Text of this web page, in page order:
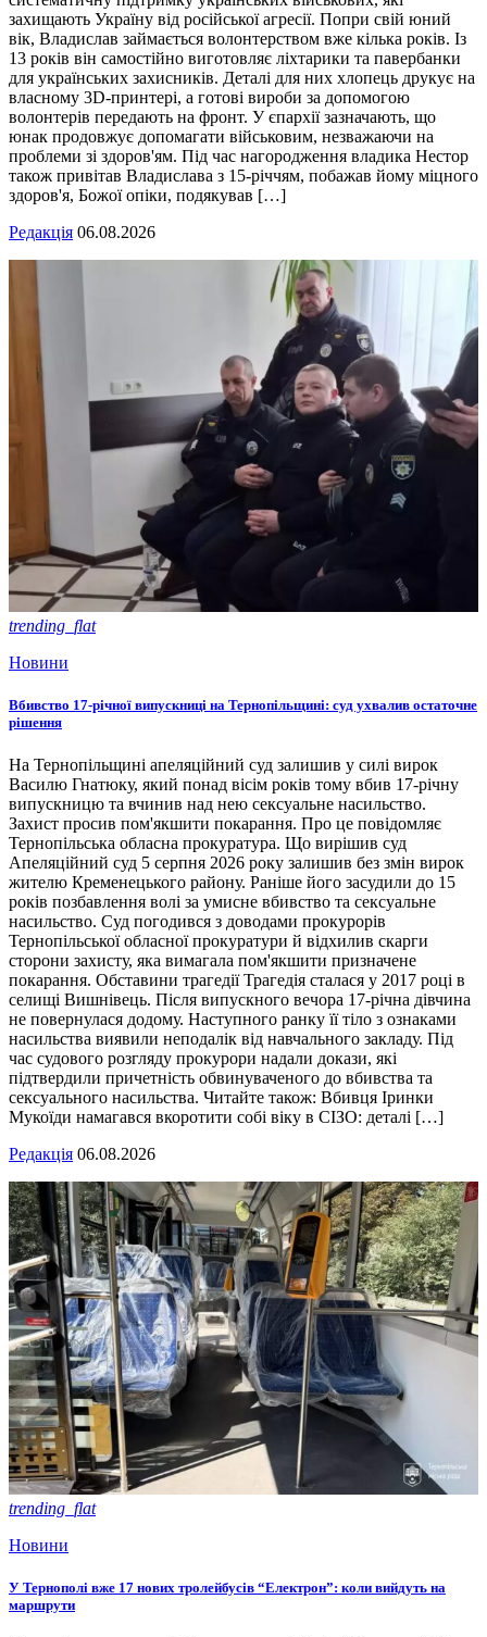
захищають Україну від російської агресії. Попри свій юний
вік, Владислав займається волонтерством вже кілька років. Із
13 років він самостійно виготовляє ліхтарики та павербанки
для українських захисників. Деталі для них хлопець друкує на
власному 3D-принтері, а готові вироби за допомогою
волонтерів передають на фронт. У єпархії зазначають, що
юнак продовжує допомагати військовим, незважаючи на
проблеми зі здоров'ям. Під час нагородження владика Нестор
також привітав Владислава з 15-річчям, побажав йому міцного
здоров'я, Божої опіки, подякував […]
Редакція 06.08.2026
trending_flat
Новини
Вбивство 17-річної випускниці на Тернопільщині: суд ухвалив остаточне
рішення
На Тернопільщині апеляційний суд залишив у силі вирок
Василю Гнатюку, який понад вісім років тому вбив 17-річну
випускницю та вчинив над нею сексуальне насильство.
Захист просив пом'якшити покарання. Про це повідомляє
Тернопільська обласна прокуратура. Що вирішив суд
Апеляційний суд 5 серпня 2026 року залишив без змін вирок
жителю Кременецького району. Раніше його засудили до 15
років позбавлення волі за умисне вбивство та сексуальне
насильство. Суд погодився з доводами прокурорів
Тернопільської обласної прокуратури й відхилив скарги
сторони захисту, яка вимагала пом'якшити призначене
покарання. Обставини трагедії Трагедія сталася у 2017 році в
селищі Вишнівець. Після випускного вечора 17-річна дівчина
не повернулася додому. Наступного ранку її тіло з ознаками
насильства виявили неподалік від навчального закладу. Під
час судового розгляду прокурори надали докази, які
підтвердили причетність обвинуваченого до вбивства та
сексуального насильства. Читайте також: Вбивця Іринки
Мукоїди намагався вкоротити собі віку в СІЗО: деталі […]
Редакція 06.08.2026
trending_flat
Новини
У Тернополі вже 17 нових тролейбусів “Електрон”: коли вийдуть на
маршрути